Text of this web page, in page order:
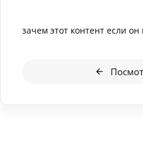
зачем этот контент если